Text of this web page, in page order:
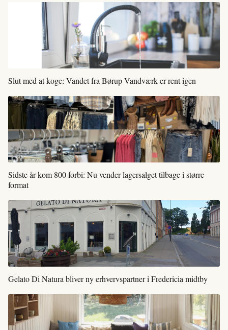
Slut med at koge: Vandet fra Børup Vandværk er rent igen
Sidste år kom 800 forbi: Nu vender lagersalget tilbage i større
format
Gelato Di Natura bliver ny erhvervspartner i Fredericia midtby